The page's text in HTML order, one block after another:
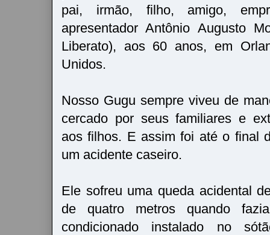
pai, irmão, filho, amigo,
apresentador Antônio Augusto
Liberato), aos 60 anos, em
Unidos.
Nosso Gugu sempre viveu de
cercado por seus familiares e
aos filhos. E assim foi até o final
um acidente caseiro.
Ele sofreu uma queda acidental
de quatro metros quando
condicionado instalado no